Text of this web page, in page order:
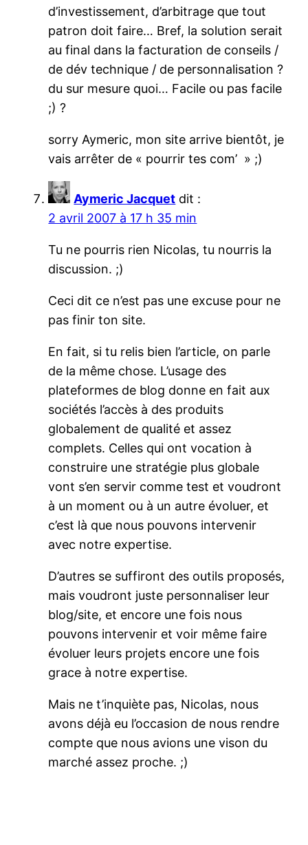
d’investissement, d’arbitrage que tout
patron doit faire… Bref, la solution serait
au final dans la facturation de conseils /
de dév technique / de personnalisation ?
du sur mesure quoi… Facile ou pas facile
;) ?
sorry Aymeric, mon site arrive bientôt, je
vais arrêter de « pourrir tes com’ » ;)
Aymeric Jacquet dit :
2 avril 2007 à 17 h 35 min
Tu ne pourris rien Nicolas, tu nourris la
discussion. ;)
Ceci dit ce n’est pas une excuse pour ne
pas finir ton site.
En fait, si tu relis bien l’article, on parle
de la même chose. L’usage des
plateformes de blog donne en fait aux
sociétés l’accès à des produits
globalement de qualité et assez
complets. Celles qui ont vocation à
construire une stratégie plus globale
vont s’en servir comme test et voudront
à un moment ou à un autre évoluer, et
c’est là que nous pouvons intervenir
avec notre expertise.
D’autres se suffiront des outils proposés,
mais voudront juste personnaliser leur
blog/site, et encore une fois nous
pouvons intervenir et voir même faire
évoluer leurs projets encore une fois
grace à notre expertise.
Mais ne t’inquiète pas, Nicolas, nous
avons déjà eu l’occasion de nous rendre
compte que nous avions une vison du
marché assez proche. ;)